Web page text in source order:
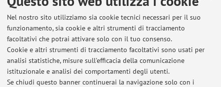
Nel nostro sito utilizziamo sia cookie tecnici necessari per il suo
funzionamento, sia cookie e altri strumenti di tracciamento
facoltativi che potrai attivare solo con il tuo consenso.
Cookie e altri strumenti di tracciamento facoltativi sono usati per
analisi statistiche, misure sull'efficacia della comunicazione
istituzionale e analisi dei comportamenti degli utenti.
Se chiudi questo banner continuerai la navigazione solo con i
Temi di ricerca
Parole chiave: Wireless communications for
autonomous and connected vehicles
5G and beyond
The information is not available in English. Please go to the
Italian version.